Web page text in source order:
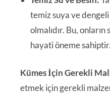
temiz suya ve
olmalıdır. Bu,
hayati öneme sahiptir.
Kümes İçin Gerekli
etmek için gerekli